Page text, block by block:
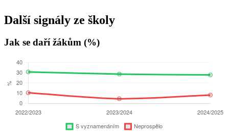
Další signály ze školy
Jak se daří žákům (%)